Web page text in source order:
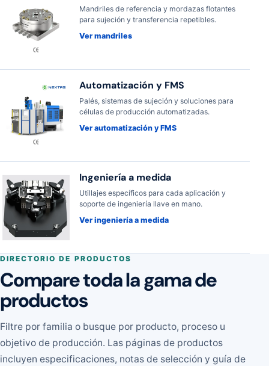
Mandriles de referencia y mordazas flotantes
para sujeción y transferencia repetibles.
Ver mandriles
Automatización y FMS
Palés, sistemas de sujeción y soluciones para
células de producción automatizadas.
Ver automatización y FMS
Ingeniería a medida
Utillajes específicos para cada aplicación y
soporte de ingeniería llave en mano.
Ver ingeniería a medida
DIRECTORIO DE PRODUCTOS
Compare toda la gama de
productos
Filtre por familia o busque por producto, proceso u
objetivo de producción. Las páginas de productos
incluyen especificaciones, notas de selección y guía de